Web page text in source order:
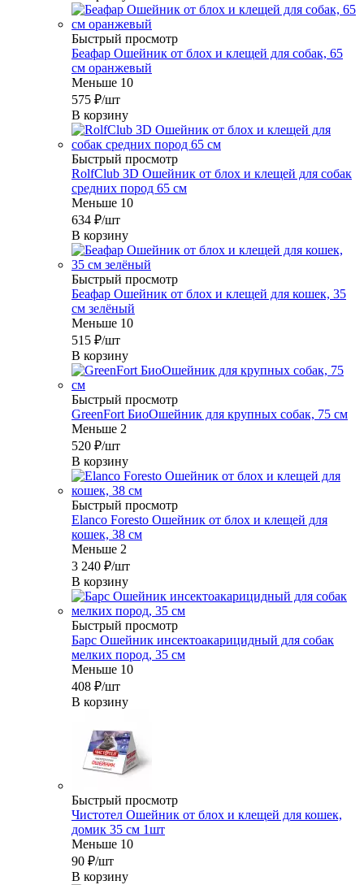
Быстрый просмотр
Беафар Ошейник от блох и клещей для собак, 65
см оранжевый
Меньше 10
575 ₽/шт
В корзину
Быстрый просмотр
RolfClub 3D Ошейник от блох и клещей для собак
средних пород 65 см
Меньше 10
634 ₽/шт
В корзину
Быстрый просмотр
Беафар Ошейник от блох и клещей для кошек, 35
см зелёный
Меньше 10
515 ₽/шт
В корзину
Быстрый просмотр
GreenFort БиоОшейник для крупных собак, 75 см
Меньше 2
520 ₽/шт
В корзину
Быстрый просмотр
Elanco Foresto Ошейник от блох и клещей для
кошек, 38 см
Меньше 2
3 240 ₽/шт
В корзину
Быстрый просмотр
Барс Ошейник инсектоакарицидный для собак
мелких пород, 35 см
Меньше 10
408 ₽/шт
В корзину
Быстрый просмотр
Чистотел Ошейник от блох и клещей для кошек,
домик 35 см 1шт
Меньше 10
90 ₽/шт
В корзину